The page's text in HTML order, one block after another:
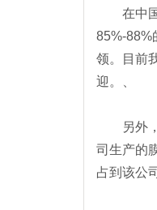
在中国
85%-88%
领。目前
迎。、
另外，
司生产的
占到该公